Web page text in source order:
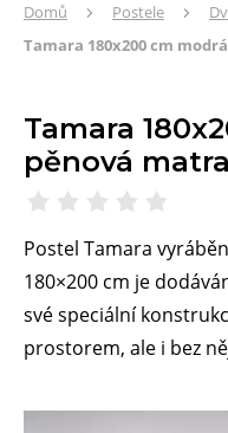
ZdeDomů Postele
Tamara 180x200 cm
Tamara
pěnová
Postel Tamara
180×200 cm je
své speciální
prostorem, ale i bez